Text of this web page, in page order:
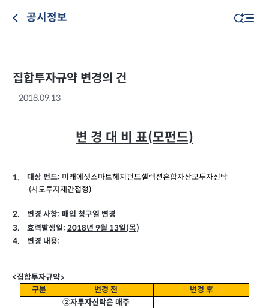
공시정보
집합투자규약 변경의 건
2018.09.13
변 경 대 비 표(모펀드)
1. 대상 펀드: 미래에셋스마트헤지펀드셀렉션혼합자산모투자신탁
(사모투자재간접형)
2. 변경 사항: 매입 청구일 변경
3.
효력발생일: 2018년 9월 13일(목)
4.
변경 내용:
<집합투자규약>
구분
변경 전 변경 후
②자투자신탁은 매주